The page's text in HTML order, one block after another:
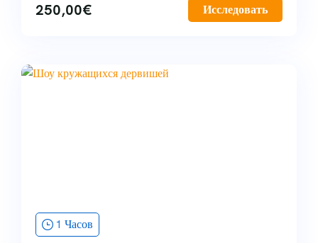
250,00€ Исследовать
1 Часов